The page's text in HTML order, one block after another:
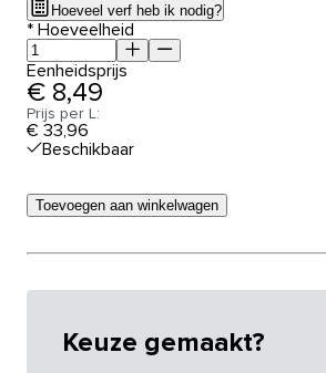
Hoeveel verf heb ik nodig?
* Hoeveelheid
Eenheidsprijs
€ 8,49
Prijs per L:
€ 33,96
Beschikbaar
Toevoegen aan winkelwagen
Keuze gemaakt?